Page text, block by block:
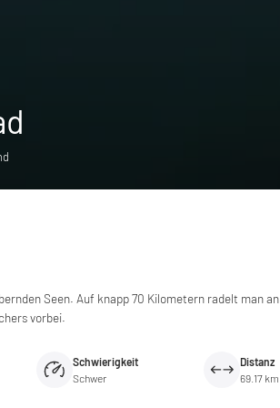
Seen. Auf knapp 70 Kilometern radelt man an
vorbei.
Schwierigkeit
Schwer
Distanz
69.17 km